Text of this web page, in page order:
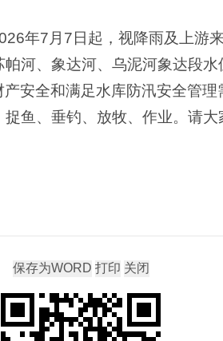
年7月7日起，视降雨及上游
河、象达河、乌泥河象达段水
安全和满足水库防汛安全管理
鱼、垂钓、放牧、作业。请大